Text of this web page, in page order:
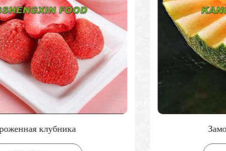
Замороженная канталупа